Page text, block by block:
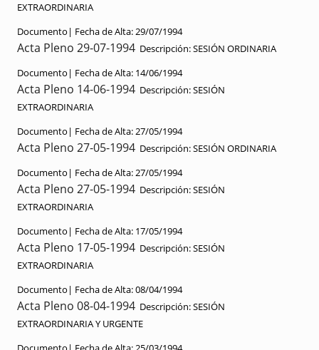
EXTRAORDINARIA
Documento| Fecha de Alta:29/07/1994
Acta Pleno 29-07-1994 Descripción:SESIÓN ORDINARIA
Documento| Fecha de Alta: 14/06/1994
Acta Pleno 14-06-1994 Descripción:SESIÓN
EXTRAORDINARIA
Documento| Fecha de Alta:27/05/1994
Acta Pleno 27-05-1994 Descripción:SESIÓN ORDINARIA
Documento| Fecha de Alta:27/05/1994
Acta Pleno 27-05-1994 Descripción:SESIÓN
EXTRAORDINARIA
Documento| Fecha de Alta: 17/05/1994
Acta Pleno 17-05-1994 Descripción:SESIÓN
EXTRAORDINARIA
Documento| Fecha de Alta:08/04/1994
Acta Pleno 08-04-1994 Descripción:SESIÓN
EXTRAORDINARIA Y URGENTE